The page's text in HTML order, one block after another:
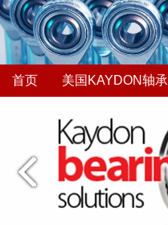
首页 美国KAYDON轴承